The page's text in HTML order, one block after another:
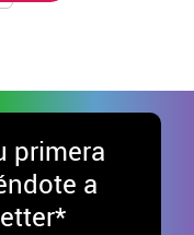
primera
a